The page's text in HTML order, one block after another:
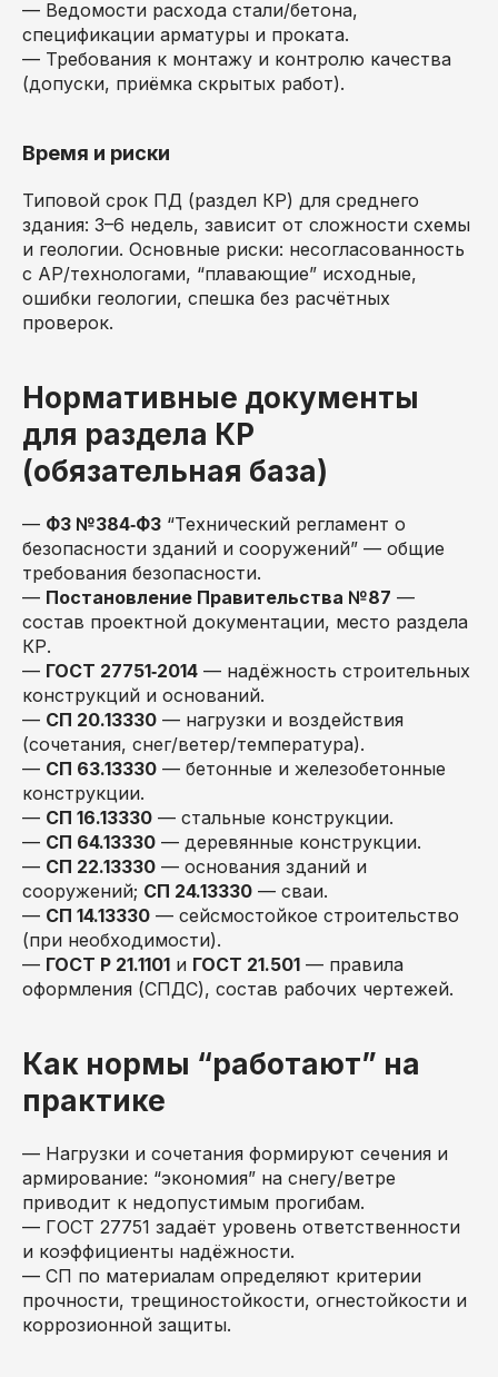
— Ведомости расхода стали/бетона,
спецификации арматуры и проката.
— Требования к монтажу и контролю качества
(допуски, приёмка скрытых работ).
Время и риски
Типовой срок ПД (раздел КР) для среднего
здания: 3–6 недель, зависит от сложности схемы
и геологии. Основные риски: несогласованность
с АР/технологами, “плавающие” исходные,
ошибки геологии, спешка без расчётных
проверок.
Нормативные документы
для раздела КР
(обязательная база)
— ФЗ №384‑ФЗ “Технический регламент о
безопасности зданий и сооружений” — общие
требования безопасности.
— Постановление Правительства №87 —
состав проектной документации, место раздела
КР.
— ГОСТ 27751‑2014 — надёжность строительных
конструкций и оснований.
— СП 20.13330 — нагрузки и воздействия
(сочетания, снег/ветер/температура).
— СП 63.13330 — бетонные и железобетонные
конструкции.
— СП 16.13330 — стальные конструкции.
— СП 64.13330 — деревянные конструкции.
— СП 22.13330 — основания зданий и
сооружений; СП 24.13330 — сваи.
— СП 14.13330 — сейсмостойкое строительство
(при необходимости).
— ГОСТ Р 21.1101 и ГОСТ 21.501 — правила
оформления (СПДС), состав рабочих чертежей.
Как нормы “работают” на
практике
— Нагрузки и сочетания формируют сечения и
армирование: “экономия” на снегу/ветре
приводит к недопустимым прогибам.
— ГОСТ 27751 задаёт уровень ответственности
и коэффициенты надёжности.
— СП по материалам определяют критерии
прочности, трещиностойкости, огнестойкости и
коррозионной защиты.